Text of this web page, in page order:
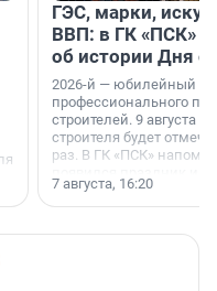
ГЭС, марки,
ВВП: в ГК «ПСК»
об истории Дня
2026-й — юбилейный
профессионального
строителей. 9 августа
строителя будет
раз. В ГК «ПСК»
поменялась роль
7 августа, 16:20